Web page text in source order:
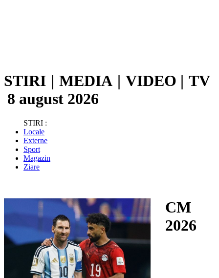
STIRI | MEDIA | VIDEO | TV
8 august 2026
STIRI :
Locale
Externe
Sport
Magazin
Ziare
CM
2026